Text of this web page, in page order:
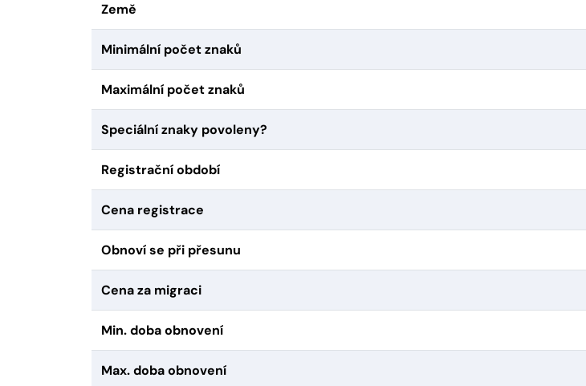
Země
Minimální počet znaků
Maximální počet znaků
Speciální znaky povoleny?
Registrační období
Cena registrace
Obnoví se při přesunu
Cena za migraci
Min. doba obnovení
Max. doba obnovení